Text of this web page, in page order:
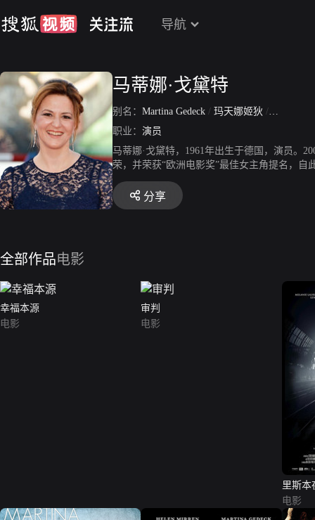
导航
马蒂娜·戈黛特
别名： Martina Gedeck / 玛天娜姬狄 / 玛蒂娜·
职业： 演员
马蒂娜·戈黛特，1961年出生于德国，演员。
荣，并荣获“欧洲电影奖”最佳女主角提名，
《基本粒子》、《窃听风暴》、《特务风云》
分享
全部作品电影
幸福本源
电影
审判
电影
里斯本
电影